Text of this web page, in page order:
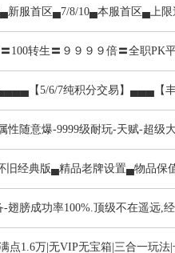
首区▄7/8/10▄本服首区▄上限
100转生〓９９９９倍〓全职
【5/6/7纯积分交易】▄▄▄【
性随意爆-9999级耐玩-天赋-超级
经典版▄精品老牌设置▄物品保
翅膀成功率100%.顶级不在遥远,
点1.6万|无VIP无宝箱|三合一玩